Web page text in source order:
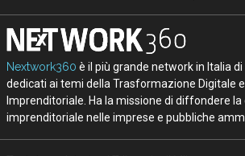
Nextwork360 è il più grande network in Italia
dedicati ai temi della Trasformazione Digitale e
Imprenditoriale. Ha la missione di diffondere la
imprenditoriale nelle imprese e pubbliche